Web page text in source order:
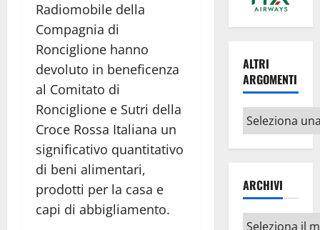
Radiomobile della
Compagnia di
Ronciglione hanno
devoluto in beneficenza
al Comitato di
Ronciglione e Sutri della
Croce Rossa Italiana un
significativo quantitativo
di beni alimentari,
prodotti per la casa e
capi di abbigliamento.
ALTRI
ARGOMENTI
Altri
argomenti
ARCHIVI
Archivi